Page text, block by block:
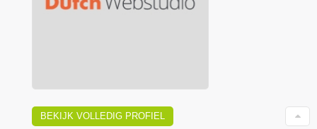
BEKIJK VOLLEDIG PROFIEL